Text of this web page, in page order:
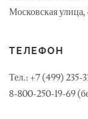
Московская улица,
ТЕЛЕФОН
Тел.: +7 (499) 235-
8-800-250-19-69